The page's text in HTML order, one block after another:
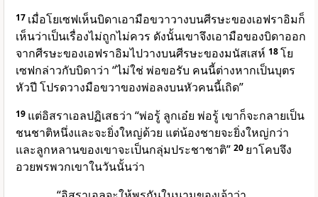
17 เมื่อโยเซฟเห็นบิดาเอามือขวาวางบนศีรษะของเอฟราอิมก็
เห็นว่าเป็นเรื่องไม่ถูกไม่ควร ดังนั้นเขาจึงเอามือของบิดาออก
จากศีรษะของเอฟราอิมไปวางบนศีรษะของมนัสเสห์ 18โย
เซฟกล่าวกับบิดาว่า “ไม่ใช่ พ่อขอรับ คนนี้ต่างหากเป็นบุตร
หัวปี โปรดวางมือขวาของพ่อลงบนหัวคนนี้เถิด”
19 แต่อิสราเอลปฏิเสธว่า “พ่อรู้ ลูกเอ๋ย พ่อรู้ เขาก็จะกลายเป็น
ชนชาติหนึ่งและจะยิ่งใหญ่ด้วย แต่น้องชายจะยิ่งใหญ่กว่า
และลูกหลานของเขาจะเป็นกลุ่มประชาชาติ” 20 ยาโคบจึง
อวยพรพวกเขาในวันนั้นว่า